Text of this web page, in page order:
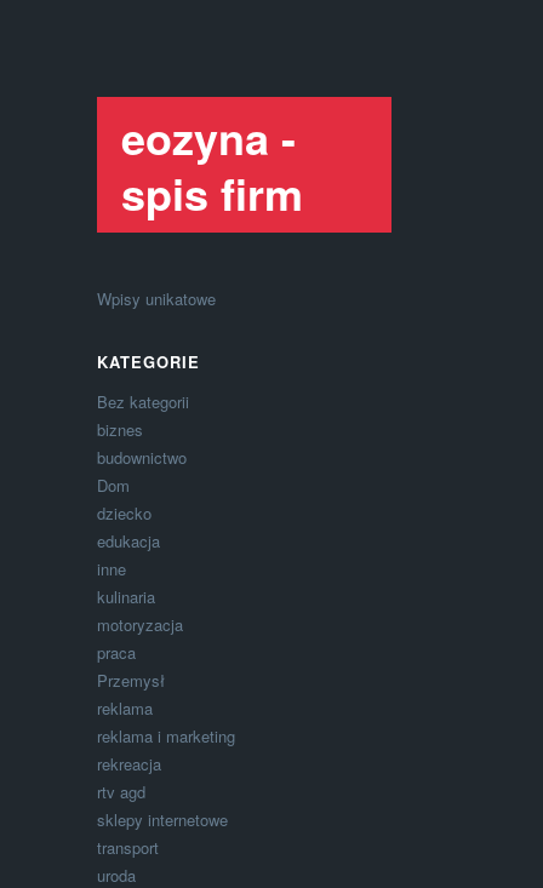
eozyna -
spis firm
Wpisy unikatowe
KATEGORIE
Bez kategorii
biznes
budownictwo
Dom
dziecko
edukacja
inne
kulinaria
motoryzacja
praca
Przemysł
reklama
reklama i marketing
rekreacja
rtv agd
sklepy internetowe
transport
uroda